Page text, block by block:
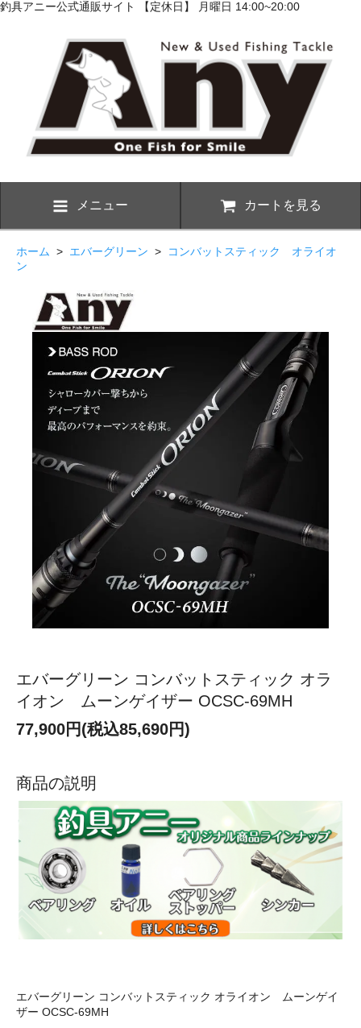
釣具アニー公式通販サイト 【定休日】 月曜日 14:00~20:00
メニュー カートを見る
ホーム > エバーグリーン >
コンバットスティック オライオ
ン
エバーグリーン コンバットスティック オラ
イオン ムーンゲイザー OCSC-69MH
77,900円(税込85,690円)
商品の説明
エバーグリーン コンバットスティック オライオン ムーンゲイ
ザー OCSC-69MH